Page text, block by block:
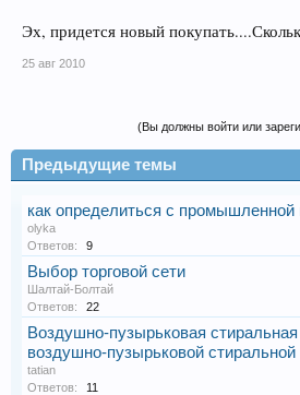
Эх, придется новый
25 авг 2010
(Вы должны войти или
Предыдущие темы
как определиться с
olyka
Ответов:
9
Выбор торговой сети
Шалтай-Болтай
Ответов:
22
Воздушно-пузырьковая
воздушно-пузырьковой
tatian
Ответов:
11